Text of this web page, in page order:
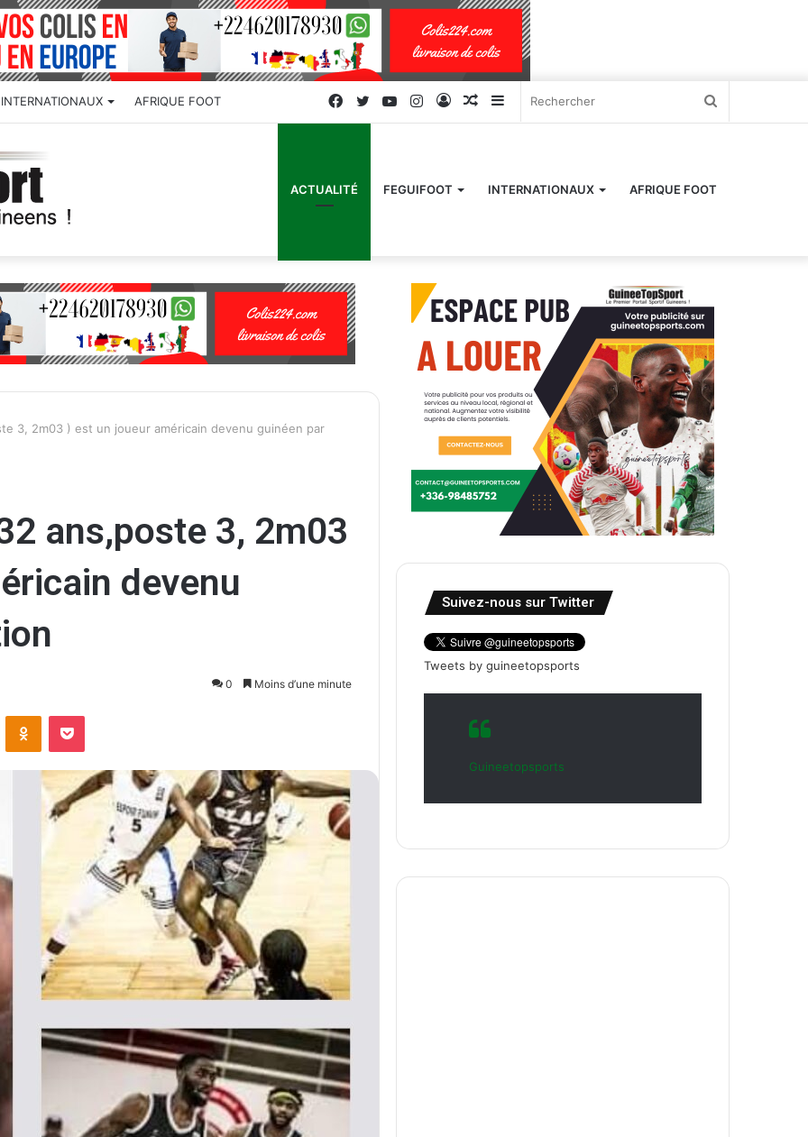
INTERNATIONAUX AFRIQUE FOOT Sidebar
latérale)
Article
Connexion
Instagram
YouTube
Twitter
Facebook
ACTUALITÉ FEGUIFOOT INTERNATIONAUX AFRIQUE FOOT
3, 2m03 ) est un joueur américain devenu guinéen par
ans,poste 3, 2m03
devenu
0 Moins d’une minute
Suivez-nous sur Twitter
Tweets by guineetopsports
Guineetopsports